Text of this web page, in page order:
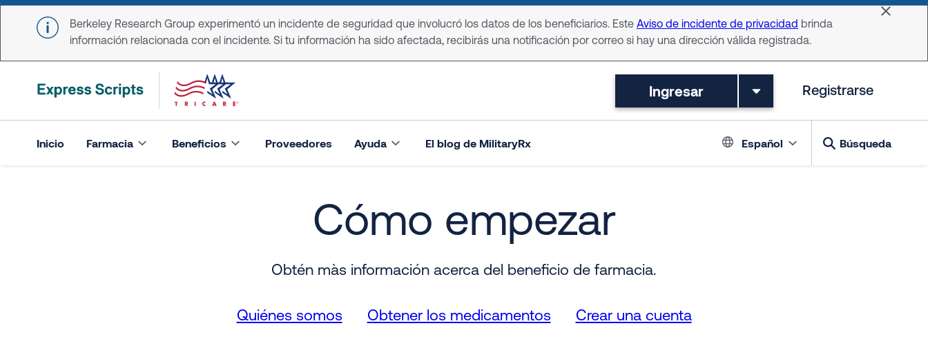
Skip to main content
Berkeley Research Group experimentó un incidente de seguridad que involucró los datos de los beneficiarios. Este Aviso de incidente de privacidad brinda
información relacionada con el incidente. Si tu información ha sido afectada, recibirás una notificación por correo si hay una dirección válida registrada.
Dismiss
Ingresar Registrarse
Inicio Farmacia Beneficios Proveedores Ayuda El blog de MilitaryRx Language
Español Búsqueda
Cómo empezar
Obtén màs información acerca del beneficio de farmacia.
Quiénes somos Obtener los medicamentos Crear una cuenta